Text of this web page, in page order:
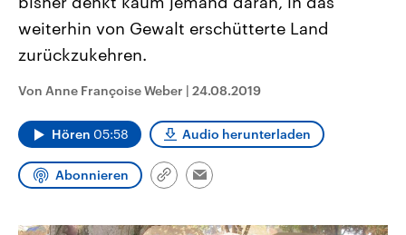
Umfragen, Prognosen,
Wahlprogramme, aktuelle Berichte
und Hintergründe zu den Parteien
und Kandidaten der anstehenden
Wahl.
Sendungen Programm Podcasts
weiterhin von Gewalt erschütterte Land
zurückzukehren.
Von Anne Françoise Weber | 24.08.2019
Hören 05:58 Audio herunterladen
Abonnieren
Link
Email